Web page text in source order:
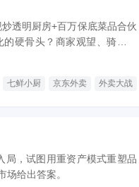
透明厨房+百万保底菜品合伙
硬骨头？商家观望、骑手卡
七鲜小厨 京东外卖 外卖大战
局，试图用重资产模式重塑品
给出答案。